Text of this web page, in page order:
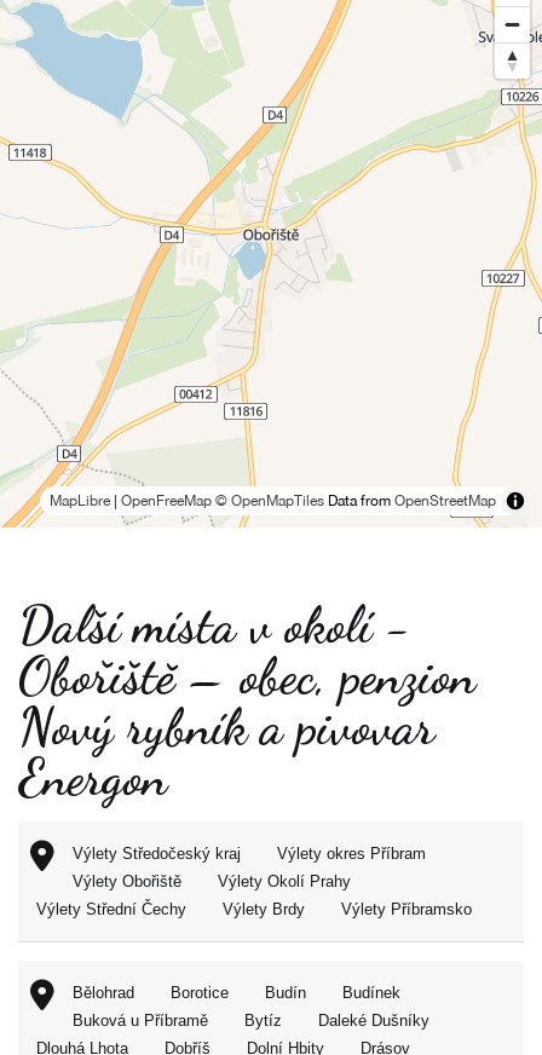
MapLibre OpenFreeMap © OpenMapTiles Data from OpenStreetMap
Další místa v okolí -
Obořiště – obec, penzion
Nový rybník a pivovar
Energon
Výlety Středočeský kraj
Výlety okres Příbram
Výlety Obořiště
Výlety Okolí Prahy
Výlety Střední Čechy
Výlety Brdy Výlety Příbramsko
Bělohrad Borotice Budín
Budínek
Buková u Příbramě
Bytíz
Daleké Dušníky
Dlouhá Lhota
Dobříš Dolní Hbity Drásov